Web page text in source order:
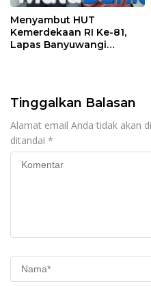
Menyambut HUT
Kemerdekaan RI Ke-81,
Lapas Banyuwangi
Tinggalkan Balasan
Alamat email Anda tidak akan
ditandai *